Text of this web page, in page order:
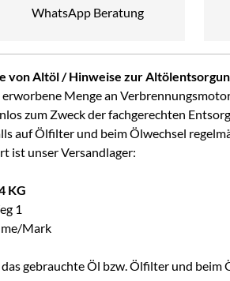
WhatsApp Beratung
von Altöl / Hinweise zur
erworbene Menge an
zum Zweck der fachgerechten
auf Ölfilter und beim Ölwechsel
ist unser Versandlager:
KG
1
Mark
das gebrauchte Öl bzw. Ölfilter und beim